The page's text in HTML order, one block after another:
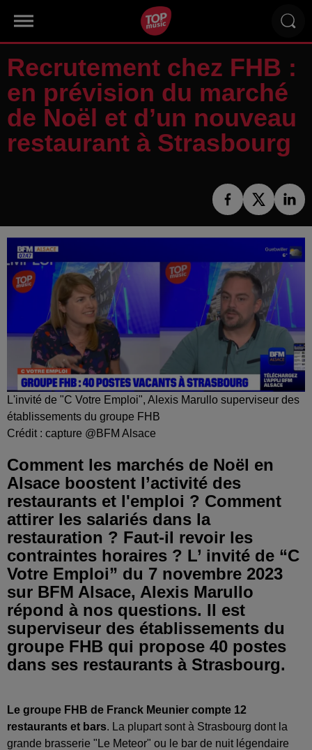
Recrutement chez FHB :
en prévision du marché
de Noël et d’un nouveau
restaurant à Strasbourg
L'invité de "C Votre Emploi", Alexis Marullo superviseur des
établissements du groupe FHB
Crédit : capture @BFM Alsace
Comment les marchés de Noël en
Alsace boostent l’activité des
restaurants et l'emploi ? Comment
attirer les salariés dans la
restauration ? Faut-il revoir les
contraintes horaires ? L’ invité de “C
Votre Emploi” du 7 novembre 2023
sur BFM Alsace, Alexis Marullo
répond à nos questions. Il est
superviseur des établissements du
groupe FHB qui propose 40 postes
dans ses restaurants à Strasbourg.
Le groupe FHB de Franck Meunier compte 12
restaurants et bars. La plupart sont à Strasbourg dont la
grande brasserie "Le Meteor" ou le bar de nuit légendaire